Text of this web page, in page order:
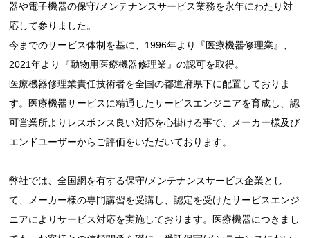
器や電子機器の保守/メンテナンスサービス業務を永年にわたり対
応して参りました。
今までのサービス体制を基に、1996年より『医療機器修理業』、
2021年より『動物用医療機器修理業』の認可を取得。
医療機器修理業責任技術者を全国の都道府県下に配置しておりま
す。医療機器サービスに精通したサービスエンジニアを育成し、認
可営業所よりレスポンス良い対応を心掛ける事で、メーカー様及び
エンドユーザーからご評価をいただいております。
弊社では、全国網を有する保守/メンテナンスサービス企業とし
て、メーカー様の専門講習を受講し、認定を受けたサービスエンジ
ニアによりサービス対応を実施しております。医療機器につきまし